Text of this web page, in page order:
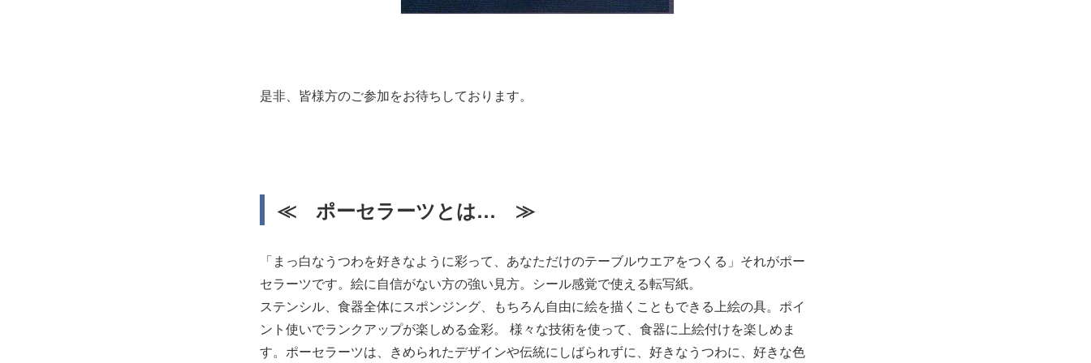
是非、皆様方のご参加をお待ちしております。
≪ ポーセラーツとは… ≫
「まっ白なうつわを好きなように彩って、あなただけのテーブルウエアをつくる」それがポー
セラーツです。絵に自信がない方の強い見方。シール感覚で使える転写紙。
ステンシル、食器全体にスポンジング、もちろん自由に絵を描くこともできる上絵の具。ポイ
ント使いでランクアップが楽しめる金彩。 様々な技術を使って、食器に上絵付けを楽しめま
す。ポーセラーツは、きめられたデザインや伝統にしばられずに、好きなうつわに、好きな色